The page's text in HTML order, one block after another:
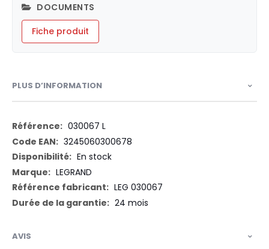
DOCUMENTS
Fiche produit
PLUS D’INFORMATION
Plus
d’information
030067 L
3245060300678
En stock
LEGRAND
LEG 030067
24 mois
AVIS